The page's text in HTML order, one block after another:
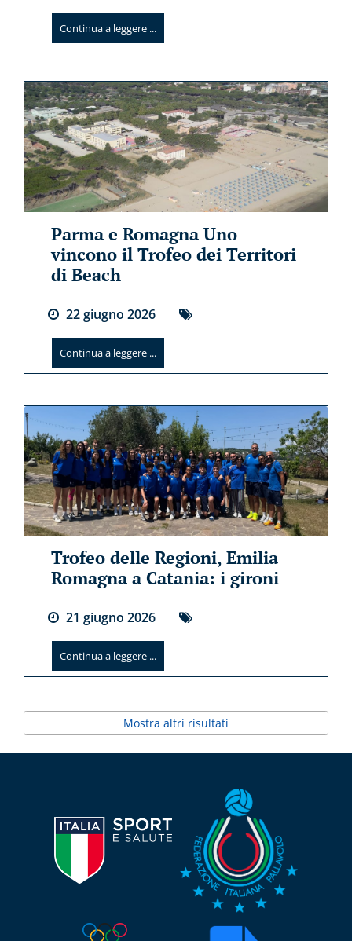
Continua a leggere ...
Parma e Romagna Uno
vincono il Trofeo dei Territori
di Beach
22giugno 2026
Continua a leggere ...
Trofeo delle Regioni, Emilia
Romagna a Catania: i gironi
21 giugno 2026
Continua a leggere ...
Mostra altri risultati